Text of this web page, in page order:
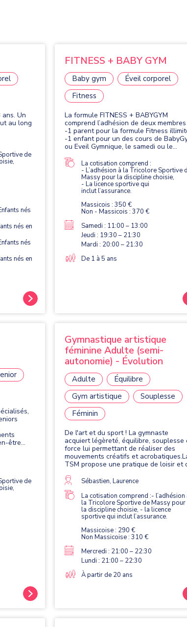
Un
au long
de
nés
nés en
nés
nés en
FITNESS + BABY GYM
Baby gym
Éveil corporel
Fitness
La formule FITNESS + BABYGYM
comprend l’adhésion de deux membres
-1 parent pour la formule Fitness
-1 enfant pour un des cours de
ou Eveil Gymnique, le samedi ou le
La cotisation comprend :
- L’adhésion à la Tricolore Sportive
Massy pour la discipline choisie,
- La licence sportive qui
inclut l’assurance.
Massicois : 350 €
Non - Massicois : 370 €
Samedi : 11:00 – 13:00
Jeudi : 19:30 – 21:30
Mardi : 20:00 – 21:30
De 1 à 5 ans
être
de
de 50
et
de
Gymnastique artistique
féminine Adulte (semi-
autonomie) - Évolution
Adulte
Équilibre
Gym artistique
Souplesse
Féminin
De l'art et du sport ! La gymnaste
acquiert légèreté, équilibre, souplesse
force lui permettant de réaliser des
mouvements créatifs et
TSM propose une pratique de loisir et
agrès : le saut, les barres asymétriques,
la poutre et le sol.
Sébastien, Laurence
La cotisation comprend :- l’adhésion
la Tricolore Sportive de Massy pour
la discipline choisie, - la licence
sportive qui inclut l’assurance.
Massicoise : 290 €
Non Massicoise : 310 €
Mercredi : 21:00 – 22:30
Lundi : 21:00 – 22:30
À partir de 20 ans